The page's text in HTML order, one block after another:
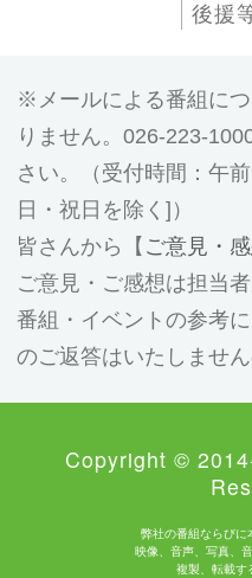
後援
メールによる番組に
りません。026-223-
さい。（受付時間：午
日・祝日を除く]）
皆さんから【 ご意見・
ご意見・ご感想は担当
番組・イベントの参考
のご返答はいたしませ
Copyright ©
弊社の番組ならびに
映像、音声、写真、
複製、転載す